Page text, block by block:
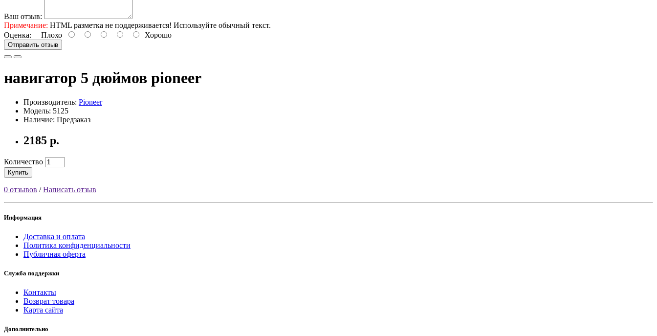
Ваш отзыв:
Примечание: HTML разметка не поддерживается! Используйте обычный текст.
Оценка: Плохо Хорошо
Отправить отзыв
навигатор 5 дюймов pioneer
Производитель: Pioneer
Модель: 5125
Наличие: Предзаказ
2185 р.
Количество
Купить
0 отзывов /Написать отзыв
Информация
Доставка и оплата
Политика конфиденциальности
Публичная оферта
Служба поддержки
Контакты
Возврат товара
Карта сайта
Дополнительно